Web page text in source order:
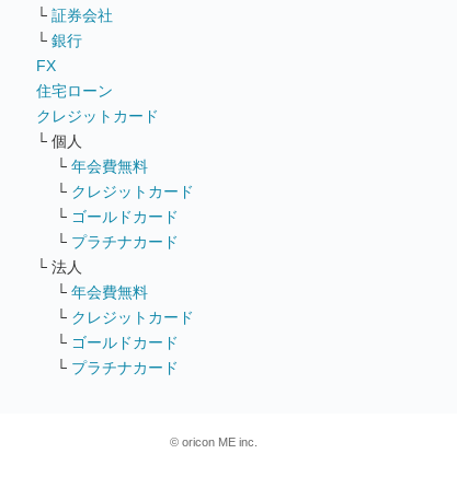
└ 証券会社
└ 銀行
FX
住宅ローン
クレジットカード
└ 個人
└ 年会費無料
└ クレジットカード
└ ゴールドカード
└ プラチナカード
└ 法人
└ 年会費無料
└ クレジットカード
└ ゴールドカード
└ プラチナカード
© oricon ME inc.